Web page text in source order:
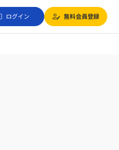
ログイン 無料会員登録